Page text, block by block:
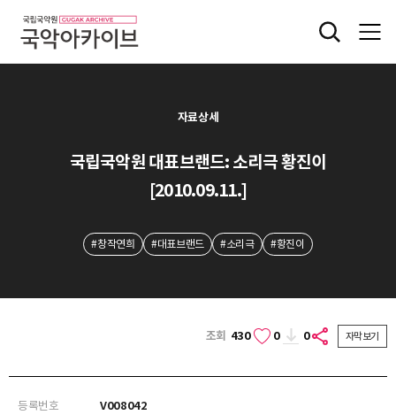
자료상세
국립국악원 대표브랜드: 소리극 황진이
[2010.09.11.]
#창작연희 #대표브랜드 #소리극 #황진이
조회 430 0 0 자막보기
등록번호
V008042